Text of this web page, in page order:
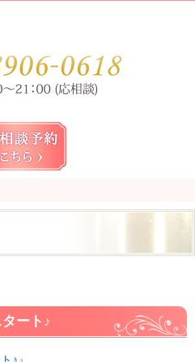
所へ。
婚を目指すCharm Color (チャームカラー)
ート♪